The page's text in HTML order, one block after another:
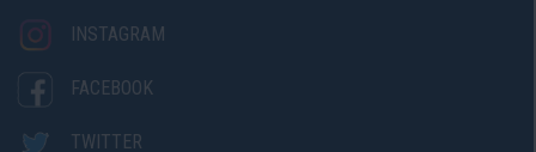
INSTAGRAM
FACEBOOK
TWITTER